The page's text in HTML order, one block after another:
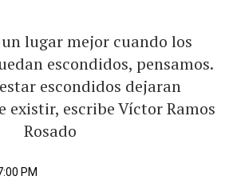
lugar mejor cuando los
escondidos, pensamos.
escondidos dejaran
existir, escribe Víctor Ramos
Rosado
PM